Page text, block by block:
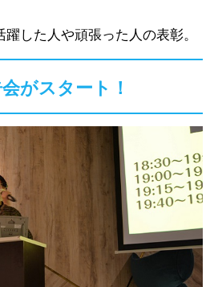
した人や頑張った人の表彰。
がスタート！